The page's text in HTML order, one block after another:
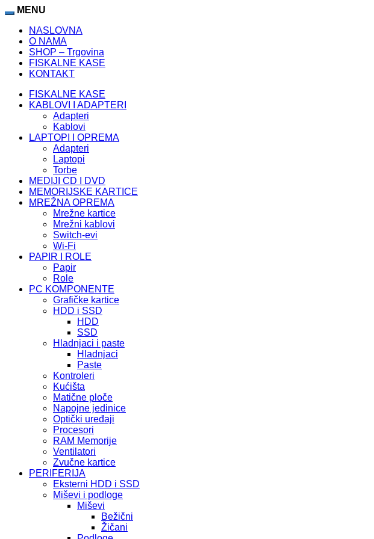
MENU
NASLOVNA
O NAMA
SHOP – Trgovina
FISKALNE KASE
KONTAKT
FISKALNE KASE
KABLOVI I ADAPTERI
Adapteri
Kablovi
LAPTOPI I OPREMA
Adapteri
Laptopi
Torbe
MEDIJI CD I DVD
MEMORIJSKE KARTICE
MREŽNA OPREMA
Mrežne kartice
Mrežni kablovi
Switch-evi
Wi-Fi
PAPIR I ROLE
Papir
Role
PC KOMPONENTE
Grafičke kartice
HDD i SSD
HDD
SSD
Hladnjaci i paste
Hladnjaci
Paste
Kontroleri
Kućišta
Matične ploče
Napojne jedinice
Optički uređaji
Procesori
RAM Memorije
Ventilatori
Zvučne kartice
PERIFERIJA
Eksterni HDD i SSD
Miševi i podloge
Miševi
Bežični
Žičani